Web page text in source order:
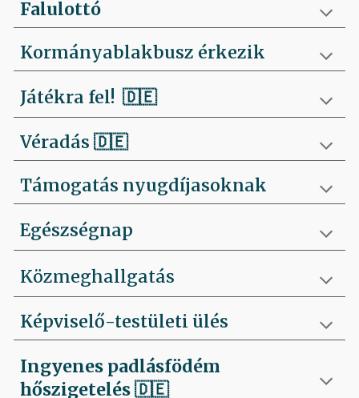
Falulottó
Kormányablakbusz érkezik
Játékra fel!🇩🇪
Véradás🇩🇪
Támogatás nyugdíjasoknak
Egészségnap
Közmeghallgatás
Képviselő-testületi ülés
Ingyenes padlásfödém
hőszigetelés🇩🇪